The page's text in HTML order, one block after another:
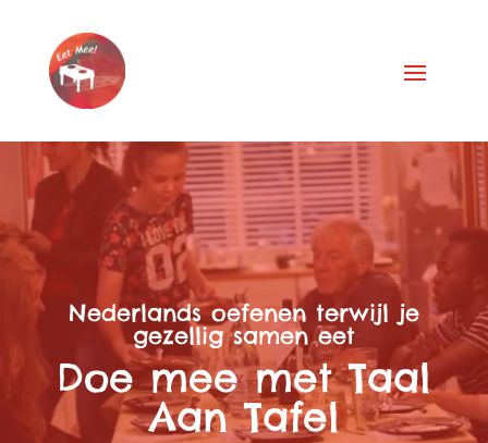
Videospeler
Nederlands oefenen terwijl je
gezellig samen eet
Doe mee met Taal
Aan Tafel